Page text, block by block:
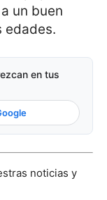
un buen
edades.
en tus
noticias y